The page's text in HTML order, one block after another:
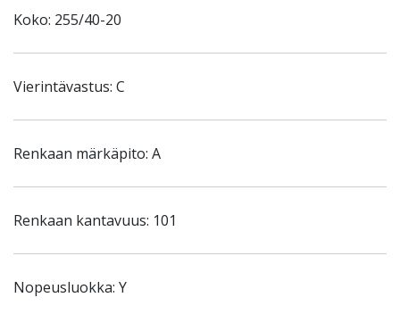
Koko: 255/40-20
Vierintävastus: C
Renkaan märkäpito: A
Renkaan kantavuus: 101
Nopeusluokka: Y